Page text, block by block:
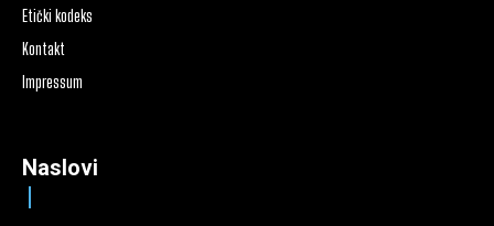
Etički kodeks
Kontakt
Impressum
Naslovi